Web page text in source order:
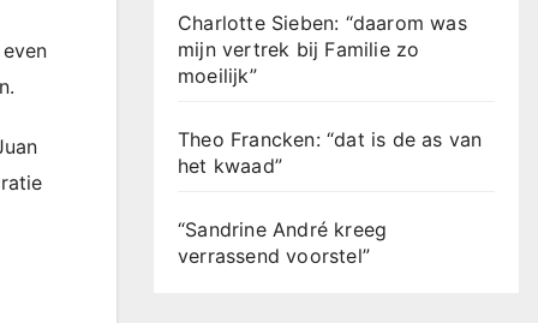
Charlotte Sieben: “daarom was
mijn vertrek bij Familie zo
moeilijk”
Theo Francken: “dat is de as van
het kwaad”
“Sandrine André kreeg
verrassend voorstel”